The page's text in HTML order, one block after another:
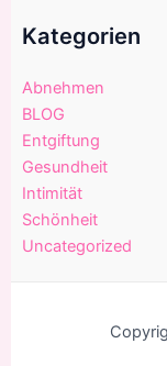
Kategorien
Abnehmen
BLOG
Entgiftung
Gesundheit
Intimität
Schönheit
Uncategorized